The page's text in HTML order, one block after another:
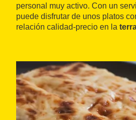
personal muy activo. Con un
puede disfrutar de unos platos
relación calidad-precio en la